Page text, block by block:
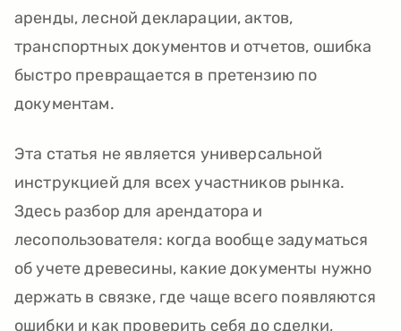
аренды, лесной декларации, актов,
транспортных документов и отчетов, ошибка
быстро превращается в претензию по
документам.
Эта статья не является универсальной
инструкцией для всех участников рынка.
Здесь разбор для арендатора и
лесопользователя: когда вообще задуматься
об учете древесины, какие документы нужно
держать в связке, где чаще всего появляются
ошибки и как проверить себя до сделки,